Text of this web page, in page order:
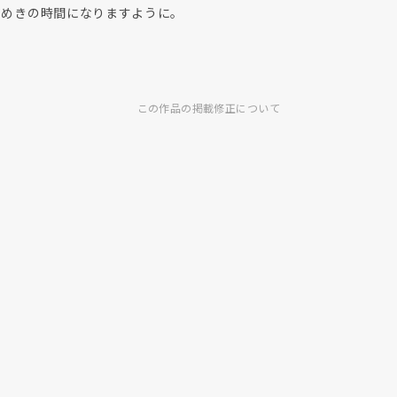
きの時間になりますように。
この作品の掲載修正について